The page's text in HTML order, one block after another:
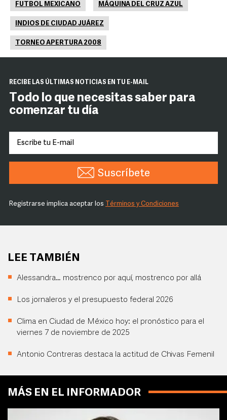
FUTBOL MEXICANO MÁQUINA DEL CRUZ AZUL
INDIOS DE CIUDAD JUÁREZ
TORNEO APERTURA 2008
RECIBE LAS ÚLTIMAS NOTICIAS EN TU E-MAIL
Todo lo que necesitas saber para
comenzar tu día
Suscríbete
Registrarse implica aceptar los Términos y Condiciones
LEE TAMBIÉN
Alessandra… mostrenco por aquí, mostrenco por allá
Los jornaleros y el presupuesto federal 2026
Clima en Ciudad de México hoy: el pronóstico para el
viernes 7 de noviembre de 2025
Antonio Contreras destaca la actitud de Chivas Femenil
MÁS EN EL INFORMADOR